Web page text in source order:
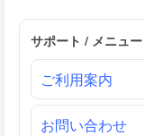
サポート / メニュー
ご利用案内
お問い合わせ